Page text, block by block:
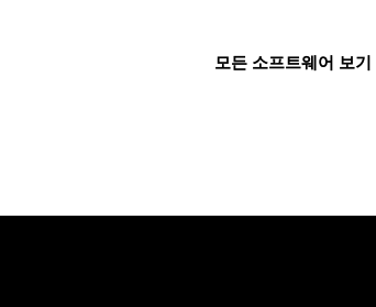
모든 소프트웨어 보기